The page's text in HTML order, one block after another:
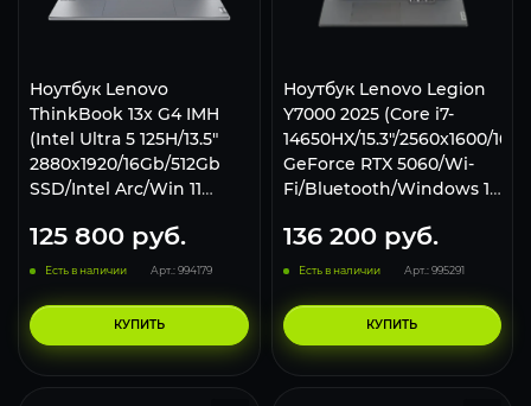
Ноутбук Lenovo
ThinkBook 13x G4 IMH
(Intel Ultra 5 125H/13.5"
2880x1920/16Gb/512Gb
SSD/Intel Arc/Win 11
125 800 руб.
Есть в наличии Арт.: 994179
КУПИТЬ
Ноутбук Lenovo Legion
Y7000 2025 (Core i7-
14650HX/15.3"/2560x1600/
GeForce RTX 5060/Wi-
Fi/Bluetooth/Windows 11
136 200руб.
Есть в наличии Арт.: 995291
КУПИТЬ